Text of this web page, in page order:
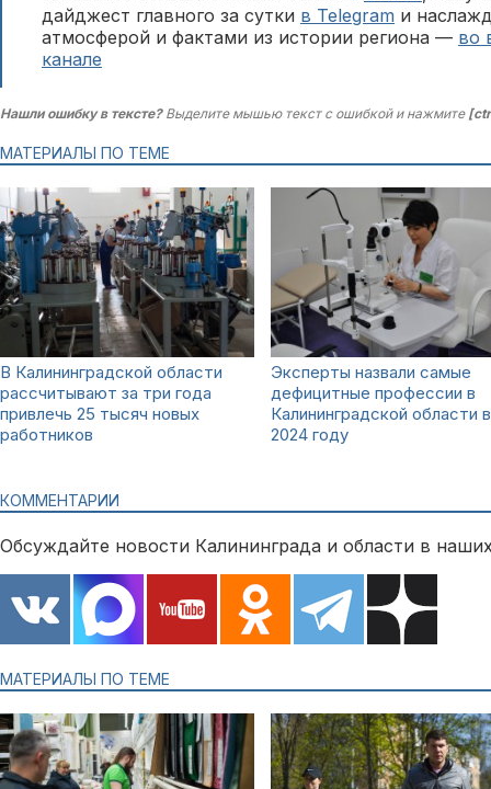
дайджест главного за сутки в Telegram и
атмосферой и фактами из истории региона — во
канале
Нашли ошибку в тексте?Выделите мышью текст с ошибкой и нажмите
МАТЕРИАЛЫ ПО ТЕМЕ
В Калининградской области
рассчитывают за три года
привлечь 25 тысяч новых
работников
Эксперты назвали самые
дефицитные профессии в
Калининградской области в
2024 году
КОММЕНТАРИИ
Обсуждайте новости Калининграда и области в
МАТЕРИАЛЫ ПО ТЕМЕ